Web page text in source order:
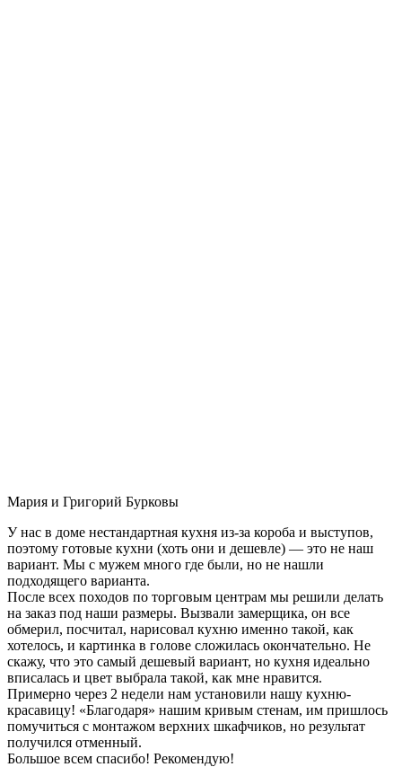
Мария и Григорий Бурковы
У нас в доме нестандартная кухня из-за короба и выступов,
поэтому готовые кухни (хоть они и дешевле) — это не наш
вариант. Мы с мужем много где были, но не нашли
подходящего варианта.
После всех походов по торговым центрам мы решили делать
на заказ под наши размеры. Вызвали замерщика, он все
обмерил, посчитал, нарисовал кухню именно такой, как
хотелось, и картинка в голове сложилась окончательно. Не
скажу, что это самый дешевый вариант, но кухня идеально
вписалась и цвет выбрала такой, как мне нравится.
Примерно через 2 недели нам установили нашу кухню-
красавицу! «Благодаря» нашим кривым стенам, им пришлось
помучиться с монтажом верхних шкафчиков, но результат
получился отменный.
Большое всем спасибо! Рекомендую!